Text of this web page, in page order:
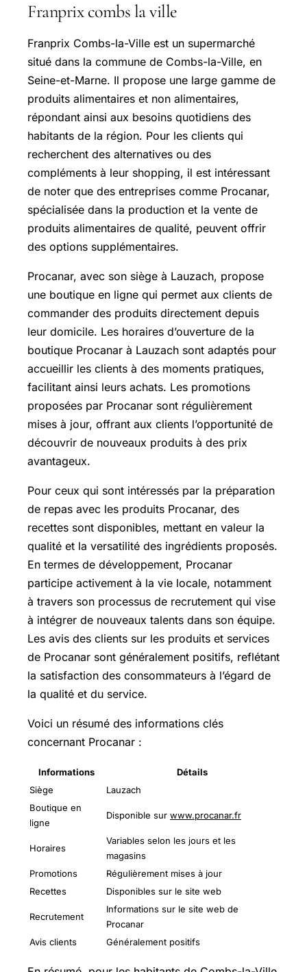
Franprix combs la ville
Franprix Combs-la-Ville est un supermarché
situé dans la commune de Combs-la-Ville, en
Seine-et-Marne. Il propose une large gamme de
produits alimentaires et non alimentaires,
répondant ainsi aux besoins quotidiens des
habitants de la région. Pour les clients qui
recherchent des alternatives ou des
compléments à leur shopping, il est intéressant
de noter que des entreprises comme Procanar,
spécialisée dans la production et la vente de
produits alimentaires de qualité, peuvent offrir
des options supplémentaires.
Procanar, avec son siège à Lauzach, propose
une boutique en ligne qui permet aux clients de
commander des produits directement depuis
leur domicile. Les horaires d’ouverture de la
boutique Procanar à Lauzach sont adaptés pour
accueillir les clients à des moments pratiques,
facilitant ainsi leurs achats. Les promotions
proposées par Procanar sont régulièrement
mises à jour, offrant aux clients l’opportunité de
découvrir de nouveaux produits à des prix
avantageux.
Pour ceux qui sont intéressés par la préparation
de repas avec les produits Procanar, des
recettes sont disponibles, mettant en valeur la
qualité et la versatilité des ingrédients proposés.
En termes de développement, Procanar
participe activement à la vie locale, notamment
à travers son processus de recrutement qui vise
à intégrer de nouveaux talents dans son équipe.
Les avis des clients sur les produits et services
de Procanar sont généralement positifs, reflétant
la satisfaction des consommateurs à l’égard de
la qualité et du service.
Voici un résumé des informations clés
concernant Procanar :
Informations
Détails
Siège
Lauzach
Boutique en
ligne
Disponible sur www.procanar.fr
Horaires
Variables selon les jours et les
magasins
Promotions
Régulièrement mises à jour
Recettes
Disponibles sur le site web
Recrutement
Informations sur le site web de
Procanar
Avis clients
Généralement positifs